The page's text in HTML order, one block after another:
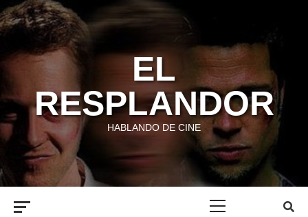
Skip
to
EL
RESPLANDOR
HABLANDO DE CINE